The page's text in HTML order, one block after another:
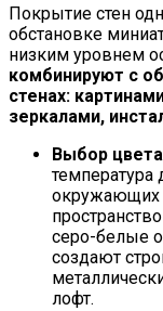
Покрытие стен
обстановке
низким уровнем
комбинируют с
стенах:
зеркалами,
Выбор цвета
окружающих
серо-белые
создают
лофт.